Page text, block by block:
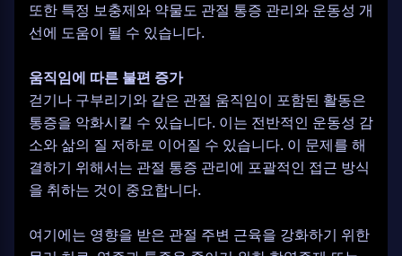
또한 특정 보충제와 약물도 관절 통증 관리와 운동성 개
선에 도움이 될 수 있습니다.
움직임에 따른 불편 증가
걷기나 구부리기와 같은 관절 움직임이 포함된 활동은
통증을 악화시킬 수 있습니다. 이는 전반적인 운동성 감
소와 삶의 질 저하로 이어질 수 있습니다. 이 문제를 해
결하기 위해서는 관절 통증 관리에 포괄적인 접근 방식
을 취하는 것이 중요합니다.
여기에는 영향을 받은 관절 주변 근육을 강화하기 위한